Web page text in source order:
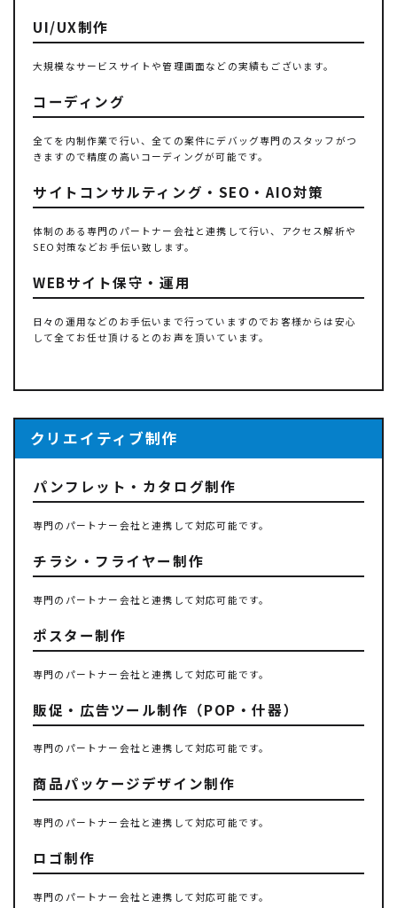
UI/UX制作
大規模なサービスサイトや管理画面などの実績もございます。
コーディング
全てを内制作業で行い、全ての案件にデバッグ専門のスタッフがつ
きますので精度の高いコーディングが可能です。
サイトコンサルティング・SEO・AIO対策
体制のある専門のパートナー会社と連携して行い、アクセス解析や
SEO対策などお手伝い致します。
WEBサイト保守・運用
日々の運用などのお手伝いまで行っていますのでお客様からは安心
して全てお任せ頂けるとのお声を頂いています。
クリエイティブ制作
パンフレット・カタログ制作
専門のパートナー会社と連携して対応可能です。
チラシ・フライヤー制作
専門のパートナー会社と連携して対応可能です。
ポスター制作
専門のパートナー会社と連携して対応可能です。
販促・広告ツール制作（POP・什器）
専門のパートナー会社と連携して対応可能です。
商品パッケージデザイン制作
専門のパートナー会社と連携して対応可能です。
ロゴ制作
専門のパートナー会社と連携して対応可能です。